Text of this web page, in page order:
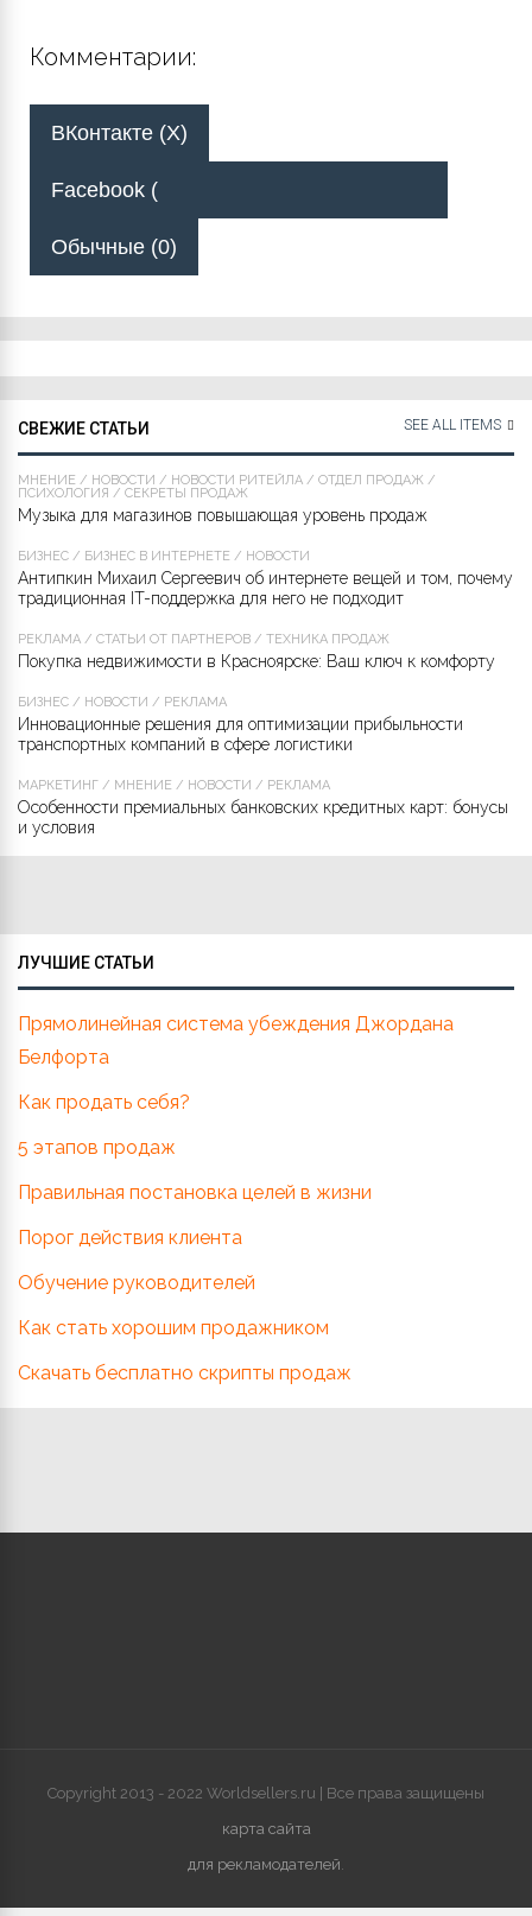
Комментарии:
ВКонтакте (X)
Facebook (
Обычные (0)
СВЕЖИЕ СТАТЬИ SEE ALL ITEMS
МНЕНИЕ / НОВОСТИ / НОВОСТИ РИТЕЙЛА / ОТДЕЛ ПРОДАЖ /
ПСИХОЛОГИЯ / СЕКРЕТЫ ПРОДАЖ
Музыка для магазинов повышающая уровень продаж
БИЗНЕС / БИЗНЕС В ИНТЕРНЕТЕ / НОВОСТИ
Антипкин Михаил Сергеевич об интернете вещей и том, почему
традиционная IT-поддержка для него не подходит
РЕКЛАМА / СТАТЬИ ОТ ПАРТНЁРОВ / ТЕХНИКА ПРОДАЖ
Покупка недвижимости в Красноярске: Ваш ключ к комфорту
БИЗНЕС / НОВОСТИ / РЕКЛАМА
Инновационные решения для оптимизации прибыльности
транспортных компаний в сфере логистики
МАРКЕТИНГ / МНЕНИЕ / НОВОСТИ / РЕКЛАМА
Особенности премиальных банковских кредитных карт: бонусы
и условия
ЛУЧШИЕ СТАТЬИ
Прямолинейная система убеждения Джордана
Белфорта
Как продать себя?
5 этапов продаж
Правильная постановка целей в жизни
Порог действия клиента
Обучение руководителей
Как стать хорошим продажником
Скачать бесплатно скрипты продаж
Copyright 2013 - 2022 Worldsellers.ru | Все права защищены
карта сайта
для рекламодателей